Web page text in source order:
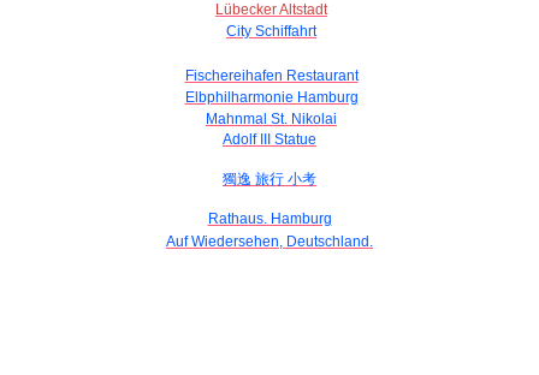
Lübecker Altstadt
City Schiffahrt
Fischereihafen Restaurant
Elbphilharmonie Hamburg
Mahnmal St. Nikolai
Adolf III Statue
獨逸 旅行 小考
Rathaus. Hamburg
Auf Wiedersehen, Deutschland.